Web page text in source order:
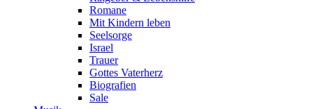
Romane
Mit Kindern leben
Seelsorge
Israel
Trauer
Gottes Vaterherz
Biografien
Sale